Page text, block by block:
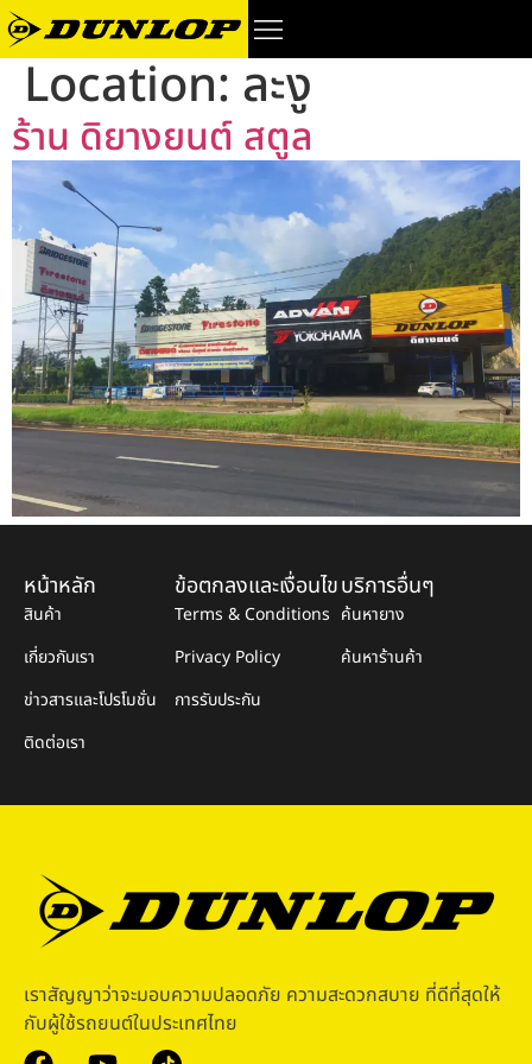
Location: ละงู
ร้าน ดิยางยนต์ สตูล
เราสัญญาว่าจะมอบความปลอดภัย ความสะดวกสบาย ที่ดีที่สุดให้
กับผู้ใช้รถยนต์ในประเทศไทย
หน้าหลัก
สินค้า
เกี่ยวกับเรา
ข่าวสารและโปรโมชั่น
ติดต่อเรา
ข้อตกลงและเงื่อนไข
Terms & Conditions
Privacy Policy
การรับประกัน
บริการอื่นๆ
ค้นหายาง
ค้นหาร้านค้า